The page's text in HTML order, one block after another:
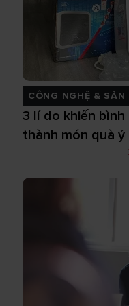
CÔNG NGHỆ & SẢN
3 lí do khiến
thành món quà ý